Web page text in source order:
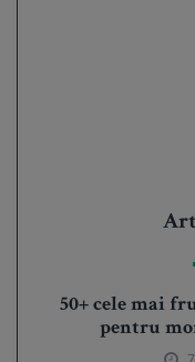
50+ cele mai
pentru